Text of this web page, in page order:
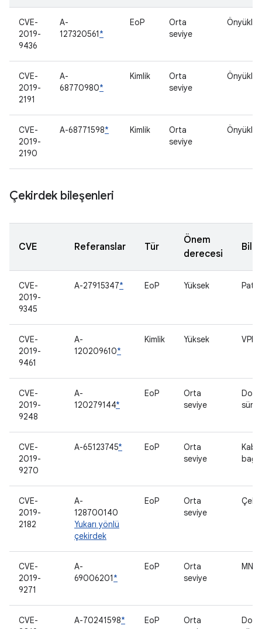
CVE-
2019-
9436
A-
127320561*
EoP
Orta
seviye
CVE-
2019-
2191
A-
68770980*
Kimlik
Orta
seviye
CVE-
2019-
2190
A-68771598* Kimlik
Orta
seviye
Çekirdek bileşenleri
CVE Referanslar Tür
Önem
derecesi
CVE-
2019-
9345
A-27915347* EoP Yüksek
CVE-
2019-
9461
A-
120209610*
Kimlik Yüksek VPN
CVE-
2019-
9248
A-
120279144*
EoP
Orta
seviye
CVE-
2019-
9270
A-65123745* EoP
Orta
seviye
CVE-
2019-
2182
A-
128700140
Yukarı yönlü
çekirdek
EoP
Orta
seviye
CVE-
2019-
9271
A-
69006201*
EoP
Orta
seviye
CVE-
A-70241598* EoP
Orta